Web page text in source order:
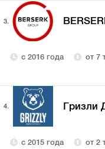
3.
с 2016 года от 7
4. Гризли
с 2015 года от 2